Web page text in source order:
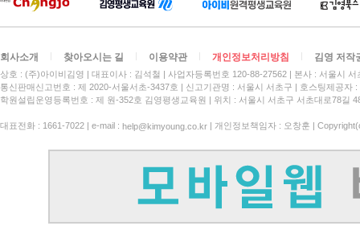
회사소개 찾아오시는 길 이용약관 개인정보처리방침 김영 저작
상호 : (주)아이비김영 대표이사 : 김석철 사업자등록번호 120-88-27562
본사 : 서울시
통신판매신고번호 : 제 2020-서울서초-3437호
신고기관명 : 서울시 서초구
호스팅제공자
학원설립운영등록번호 : 제 원-352호 김영평생교육원 | 위치 : 서울시 서초구 서초대로78길
대표전화 : 1661-7022 | e-mail : help@kimyoung.co.kr | 개인정보책임자 : 오창훈 |